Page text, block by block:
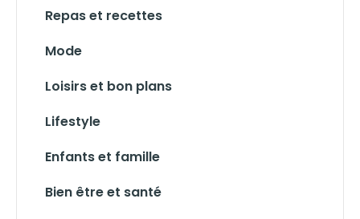
Repas et recettes
Mode
Loisirs et bon plans
Lifestyle
Enfants et famille
Bien être et santé